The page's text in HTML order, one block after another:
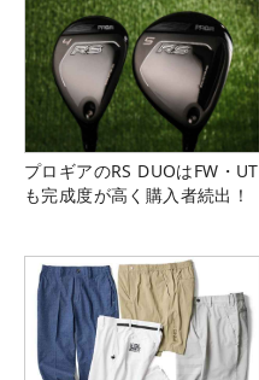
プロギアのRS DUOはFW・UT
も完成度が高く購入者続出！